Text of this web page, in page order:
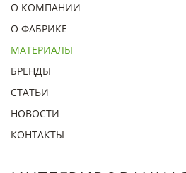
О КОМПАНИИ
О ФАБРИКЕ
МАТЕРИАЛЫ
БРЕНДЫ
СТАТЬИ
НОВОСТИ
КОНТАКТЫ